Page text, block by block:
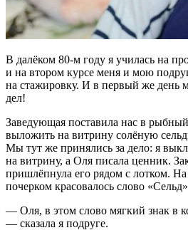
В далёком 80-м году я училась на
и на втором курсе меня и мою
на стажировку. И в первый же день
дел!
Заведующая поставила нас в
выложить на витрину солёную
Мы тут же принялись за дело: я
на витрину, а Оля писала ценник.
пришлёпнула его рядом с лотком.
почерком красовалось слово
— Оля, в этом слово мягкий знак в
— сказала я подруге.